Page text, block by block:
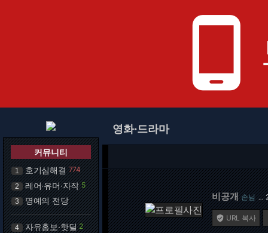
phone_android
커뮤니티
1 호기심해결 774
2 레어·유머·자작 5
3 명예의 전당
4 자유홍보·핫딜 2
영화·드라마
비공개 손님 …
 URL 복사